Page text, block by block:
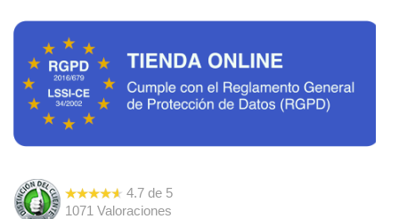
4.7 de 5
1071
Valoraciones